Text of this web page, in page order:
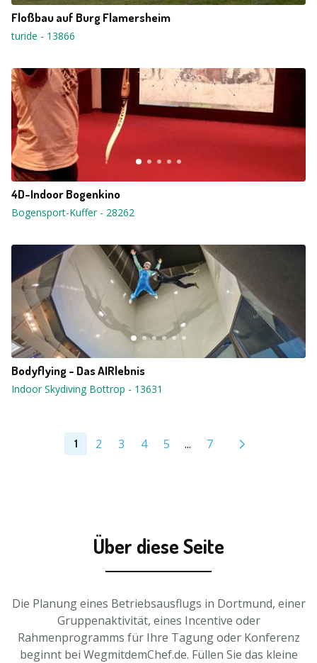
Floßbau auf Burg Flamersheim
turide - 13866
4D-Indoor Bogenkino
Bogensport-Kuffer- 28262
Bodyflying - Das AIRlebnis
Indoor Skydiving Bottrop - 13631
1 2 3 4 5 ... 7
Über diese Seite
Die Planung eines Betriebsausflugs in Dortmund, einer
Gruppenaktivität, eines Incentive oder
Rahmenprogramms für Ihre Tagung oder Konferenz
beginnt bei WegmitdemChef.de. Füllen Sie das kleine